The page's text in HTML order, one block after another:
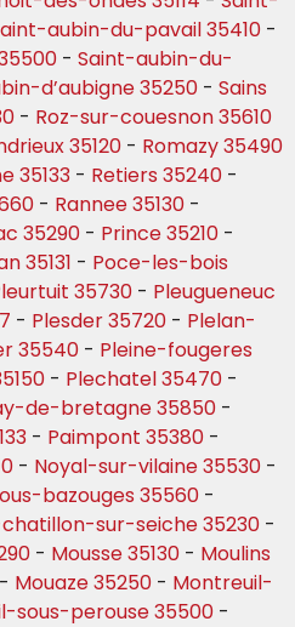
aubin-du-pavail 35410 -
- Saint-aubin-du-
d’aubigne 35250 - Sains
- Roz-sur-couesnon 35610
35120 - Romazy 35490
35133 - Retiers 35240 -
- Rannee 35130 -
35290 - Prince 35210 -
35131 - Poce-les-bois
35730 - Pleugueneuc
- Plesder 35720 - Plelan-
35540 - Pleine-fougeres
- Plechatel 35470 -
de-bretagne 35850 -
- Paimpont 35380 -
- Noyal-sur-vilaine 35530 -
bazouges 35560 -
sur-seiche 35230 -
- Mousse 35130 - Moulins
- Mouaze 35250 - Montreuil-
sous-perouse 35500 -